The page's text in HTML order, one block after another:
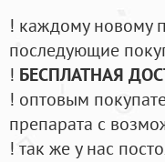
! каждому новому
последующие
! БЕСПЛАТНАЯ
! оптовым
препарата с
! так же у нас